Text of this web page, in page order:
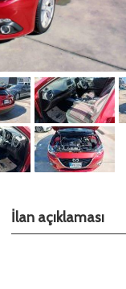
İlan açıklaması